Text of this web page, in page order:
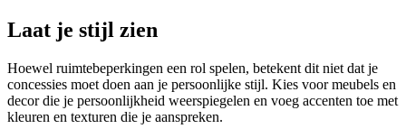
Laat je stijl zien
Hoewel ruimtebeperkingen een rol spelen, betekent dit niet dat je
concessies moet doen aan je persoonlijke stijl. Kies voor meubels en
decor die je persoonlijkheid weerspiegelen en voeg accenten toe met
kleuren en texturen die je aanspreken.